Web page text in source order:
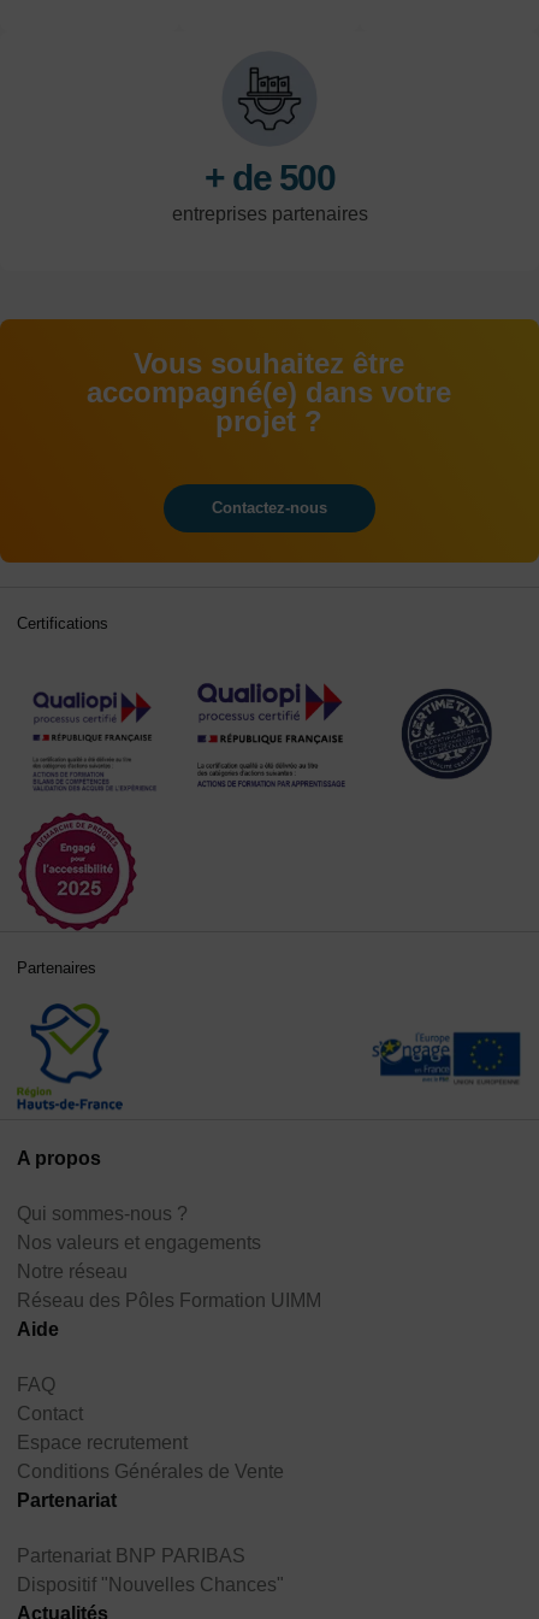
logistique
+ de 500
entreprises partenaires
Vous souhaitez être
accompagné(e) dans votre
projet ?
Contactez-nous
A propos
Qui sommes-nous ?
Nos valeurs et engagements
Notre réseau
Réseau des Pôles Formation UIMM
Aide
FAQ
Contact
Espace recrutement
Conditions Générales de Vente
Partenariat
Partenariat BNP PARIBAS
Dispositif "Nouvelles Chances"
Actualités
Certifications
Partenaires